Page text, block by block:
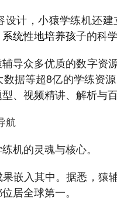
计，小猿学练机还
系统性地培养孩子的科
导众多优质的数字资
据等超8亿的学练资
、视频精讲、解析与
航
机的灵魂与核心。
嵌入其中。据悉，猿
居全球第一。